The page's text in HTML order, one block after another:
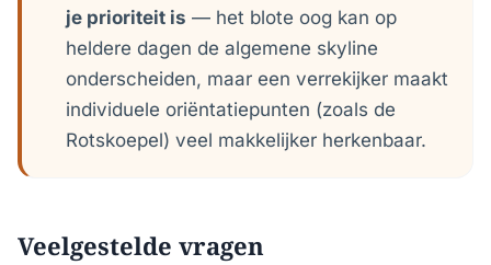
je prioriteit is — het blote oog kan op
heldere dagen de algemene skyline
onderscheiden, maar een verrekijker maakt
individuele oriëntatiepunten (zoals de
Rotskoepel) veel makkelijker herkenbaar.
Veelgestelde vragen